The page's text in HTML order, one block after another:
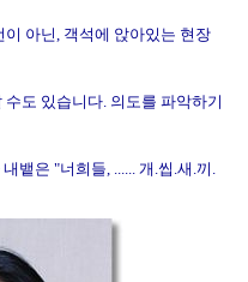
아닌, 객석에 앉아있는 현장
도 있습니다. 의도를 파악하기
뱉은 "너희들, ...... 개.씹.새.끼.